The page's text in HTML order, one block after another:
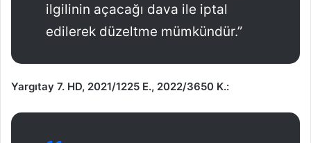
ilgilinin açacağı dava ile iptal
edilerek düzeltme mümkündür.”
Yargıtay 7. HD, 2021/1225 E., 2022/3650 K.: